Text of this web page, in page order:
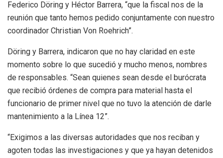
Federico Döring y Héctor Barrera, “que la fiscal nos de la
reunión que tanto hemos pedido conjuntamente con nuestro
coordinador Christian Von Roehrich”.
Döring y Barrera, indicaron que no hay claridad en este
momento sobre lo que sucedió y mucho menos, nombres
de responsables. “Sean quienes sean desde el burócrata
que recibió órdenes de compra para material hasta el
funcionario de primer nivel que no tuvo la atención de darle
mantenimiento a la Línea 12”.
“Exigimos a las diversas autoridades que nos reciban y
agoten todas las investigaciones y que ya hayan detenidos